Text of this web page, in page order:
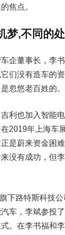
焦点。
梦,不同的
企董事长，李
们没有造车的
忽悠老百姓的。
利也加入智能
2019年上海车
是蔚来资金困
没有成功，但
下路特斯科技
车，李斌参投
。在李书福和